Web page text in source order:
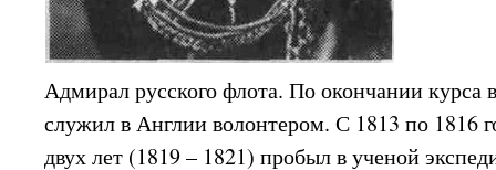
Адмирал русского флота. По окончании курса
служил в Англии волонтером. С 1813 по 1816
двух лет (1819 – 1821) пробыл в ученой